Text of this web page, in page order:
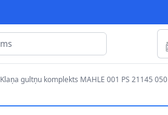
Klaņa gultņu komplekts MAHLE 001 PS 21145 050